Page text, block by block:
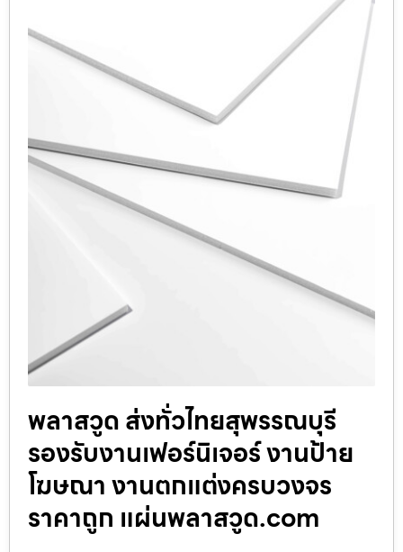
พลาสวูด ส่งทั่วไทยสุพรรณบุรี
รองรับงานเฟอร์นิเจอร์ งานป้าย
โฆษณา งานตกแต่งครบวงจร
ราคาถูก แผ่นพลาสวูด.com